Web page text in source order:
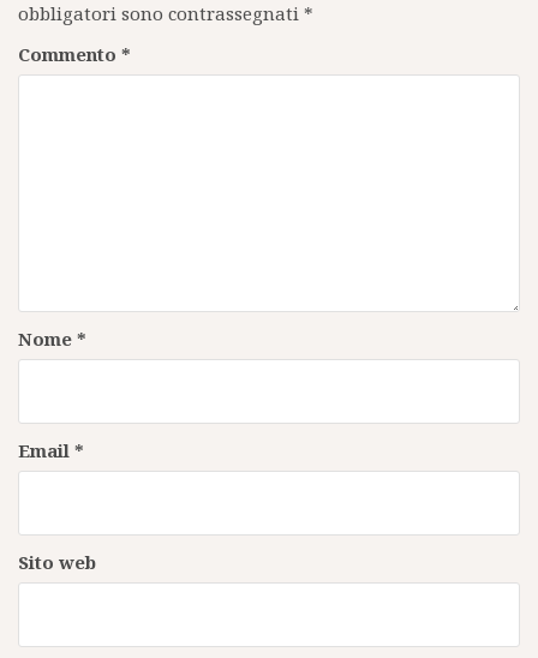
obbligatori sono contrassegnati *
Commento *
Nome *
Email *
Sito web